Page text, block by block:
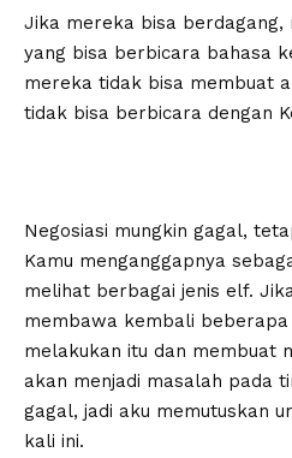
Jika mereka bisa
yang bisa berbicara bahasa
mereka tidak bisa membuat
tidak bisa berbicara dengan
Negosiasi mungkin gagal,
Kamu menganggapnya
melihat berbagai jenis elf.
membawa kembali
melakukan itu dan membuat
akan menjadi masalah pada
gagal, jadi aku memutuskan
kali ini.